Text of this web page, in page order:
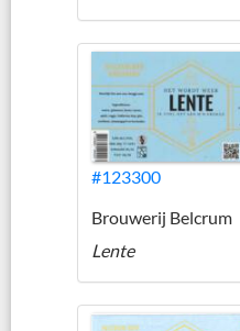
#123300
Brouwerij Belcrum
Lente